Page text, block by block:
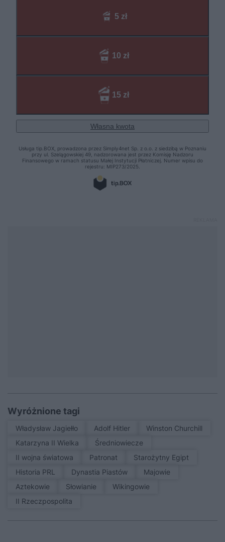
Wyróżnione tagi
Władysław Jagiełło Adolf Hitler
Winston Churchill
Katarzyna II Wielka
średniowiecze
II wojna światowa
patronat
Starożytny Egipt
Historia PRL
Dynastia Piastów
Majowie
Aztekowie
Słowianie
Wikingowie
II Rzeczpospolita